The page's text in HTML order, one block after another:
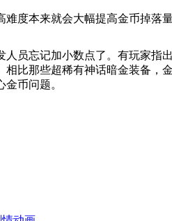
度本来就会大幅提高金币掉落
员忘记加小数点了。有玩家
比那些超稀有神话暗金装备，
币问题。